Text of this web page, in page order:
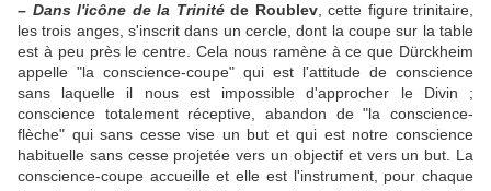
– Dans l'icône de la Trinitéde Roublev, cette figure trinitaire,
les trois anges, s'inscrit dans un cercle, dont la coupe sur la table
est à peu près le centre. Cela nous ramène à ce que Dürckheim
appelle "la conscience-coupe" qui est l'attitude de conscience
sans laquelle il nous est impossible d'approcher le Divin ;
conscience totalement réceptive, abandon de "la conscience-
flèche" qui sans cesse vise un but et qui est notre conscience
habituelle sans cesse projetée vers un objectif et vers un but. La
conscience-coupe accueille et elle est l'instrument, pour chaque